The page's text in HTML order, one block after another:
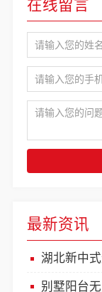
最新资讯
湖北新中式无
别墅阳台无
在线留言